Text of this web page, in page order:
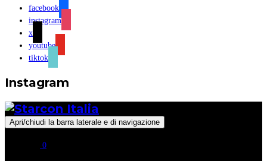
facebook
instagram
x
youtube
tiktok
Instagram
Apri/chiudi la barra laterale e di navigazione
0